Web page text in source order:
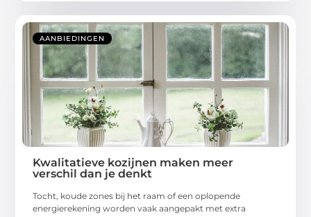
AANBIEDINGEN
Kwalitatieve kozijnen maken meer
verschil dan je denkt
Tocht, koude zones bij het raam of een oplopende
energierekening worden vaak aangepakt met extra